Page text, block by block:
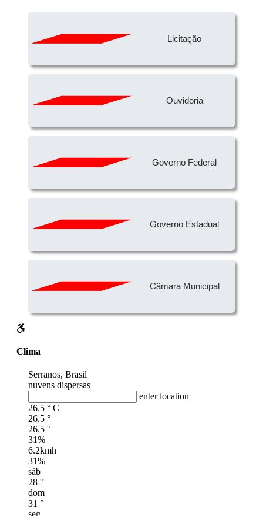
Licitação
Ouvidoria
Governo Federal
Governo Estadual
Câmara Municipal
Clima
Serranos, Brasil
nuvens dispersas
enter location
26.5 ° C
26.5 °
26.5 °
31%
6.2kmh
31%
sáb
28 °
dom
31 °